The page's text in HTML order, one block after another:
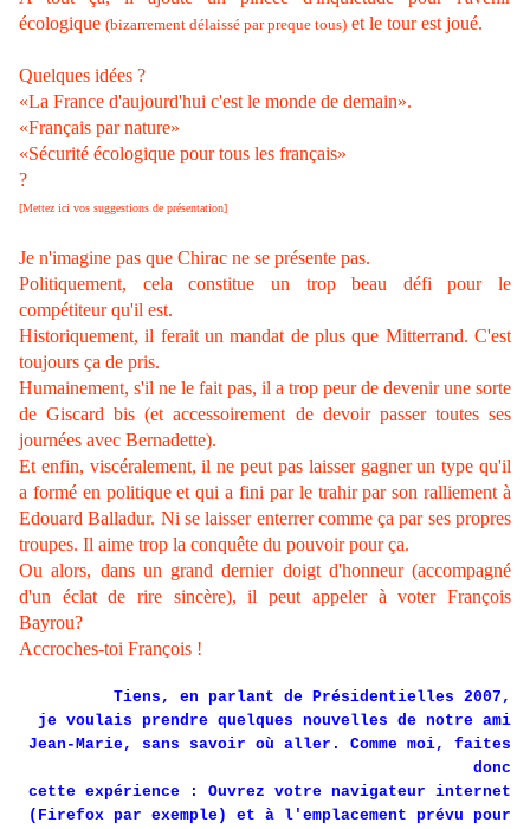
écologique (bizarrement délaissé par preque tous) et le tour est joué.
Quelques idées ?
«La France d'aujourd'hui c'est le monde de demain».
«Français par nature»
«Sécurité écologique pour tous les français»
?
[Mettez ici vos suggestions de présentation]
Je n'imagine pas que Chirac ne se présente pas.
Politiquement, cela constitue un trop beau défi pour le
compétiteur qu'il est.
Historiquement, il ferait un mandat de plus que Mitterrand. C'est
toujours ça de pris.
Humainement, s'il ne le fait pas, il a trop peur de devenir une sorte
de Giscard bis (et accessoirement de devoir passer toutes ses
journées avec Bernadette).
Et enfin, viscéralement, il ne peut pas laisser gagner un type qu'il
a formé en politique et qui a fini par le trahir par son ralliement à
Edouard Balladur. Ni se laisser enterrer comme ça par ses propres
troupes. Il aime trop la conquête du pouvoir pour ça.
Ou alors, dans un grand dernier doigt d'honneur (accompagné
d'un éclat de rire sincère), il peut appeler à voter François
Bayrou?
Accroches-toi François !
Tiens, en parlant de Présidentielles 2007,
je voulais prendre quelques nouvelles de notre ami
Jean-Marie, sans savoir où aller. Comme moi, faites
donc
cette expérience : Ouvrez votre navigateur internet
(Firefox par exemple) et à l'emplacement prévu pour